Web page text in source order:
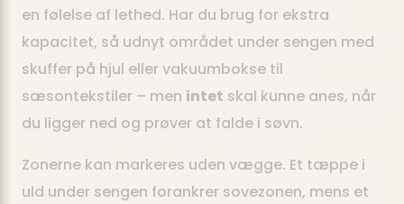
en følelse af lethed. Har du brug for ekstra
kapacitet, så udnyt området under sengen med
skuffer på hjul eller vakuumbokse til
sæsontekstiler – men intet skal kunne anes, når
du ligger ned og prøver at falde i søvn.
Zonerne kan markeres uden vægge. Et tæppe i
uld under sengen forankrer sovezonen, mens et